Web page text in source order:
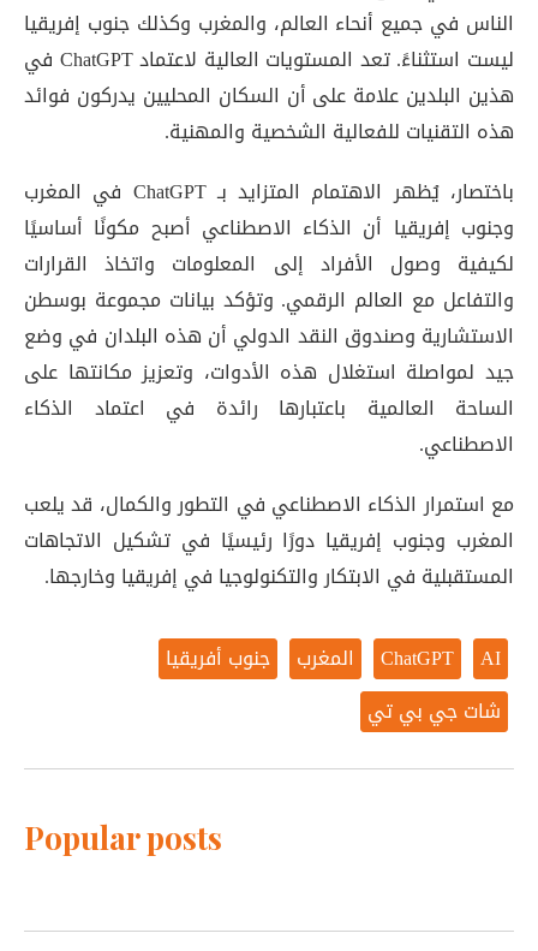
الناس في جميع أنحاء العالم، والمغرب وكذلك جنوب إفريقيا
ليست استثناءً. تعد المستويات العالية لاعتماد ChatGPT في
هذين البلدين علامة على أن السكان المحليين يدركون فوائد
هذه التقنيات للفعالية الشخصية والمهنية.
باختصار، يُظهر الاهتمام المتزايد بـ ChatGPT في المغرب
وجنوب إفريقيا أن الذكاء الاصطناعي أصبح مكونًا أساسيًا
لكيفية وصول الأفراد إلى المعلومات واتخاذ القرارات
والتفاعل مع العالم الرقمي. وتؤكد بيانات مجموعة بوسطن
الاستشارية وصندوق النقد الدولي أن هذه البلدان في وضع
جيد لمواصلة استغلال هذه الأدوات، وتعزيز مكانتها على
الساحة العالمية باعتبارها رائدة في اعتماد الذكاء
الاصطناعي.
مع استمرار الذكاء الاصطناعي في التطور والكمال، قد يلعب
المغرب وجنوب إفريقيا دورًا رئيسيًا في تشكيل الاتجاهات
المستقبلية في الابتكار والتكنولوجيا في إفريقيا وخارجها.
AI
ChatGPT المغرب
جنوب أفريقيا
شات جي بي تي
Popular posts